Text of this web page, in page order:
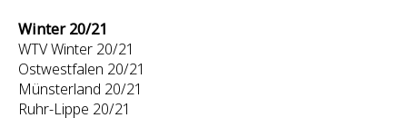
Winter 20/21
WTV Winter 20/21
Ostwestfalen 20/21
Münsterland 20/21
Ruhr-Lippe 20/21